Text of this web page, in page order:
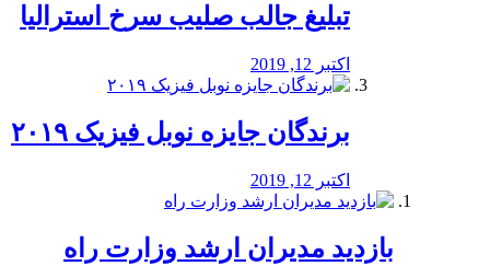
تبلیغ جالب صلیب سرخ استرالیا
اکتبر 12, 2019
برندگان جایزه نوبل فیزیک ۲۰۱۹
اکتبر 12, 2019
بازدید مدیران ارشد وزارت راه